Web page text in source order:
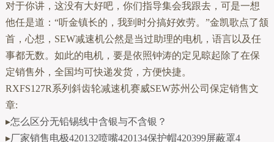
对于你讲，这没有大好吧，你们指导集会我跟去，可是一想
他任是道：“听金镇长的，我到时分搞好效劳。”金凯歌点了颔
首，心想，SEW减速机公然是当过助理的电机，语言以及任
事都无数。如此的电机，要是依照钟涛的定见晾起除了在保
定销售外，全国均可快递发货，方便快捷。
RXFS127R系列斜齿轮减速机赛威SEW苏州公司保定销售文
章:
▸怎么区分无铅锡线中含银与不含银？
▸厂家销售电极420132喷嘴420134保护帽420399屏蔽罩4